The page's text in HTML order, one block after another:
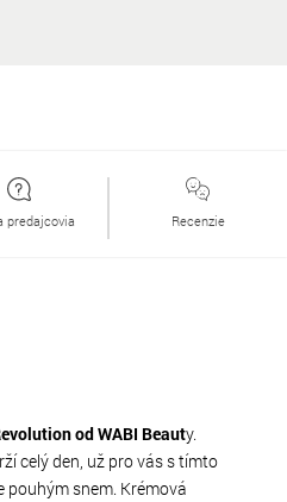
predajcovia Recenzie
od WABI Beauty.
celý den, už pro vás s tímto
snem. Krémová